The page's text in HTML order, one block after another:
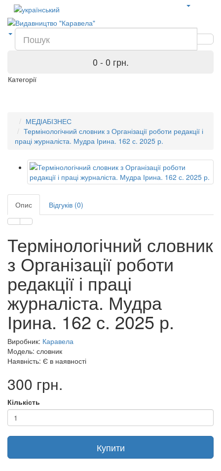
0 - 0 грн.
Категорії
МЕДІАБІЗНЕС
Термінологічний словник з Організації роботи редакції і
праці журналіста. Мудра Ірина. 162 с. 2025 р.
Опис Відгуків (0)
Термінологічний словник
з Організації роботи
редакції і праці
журналіста. Мудра
Ірина. 162 с. 2025 р.
Виробник: Каравела
Модель: словник
Наявність: Є в наявності
300 грн.
Кількість
Купити